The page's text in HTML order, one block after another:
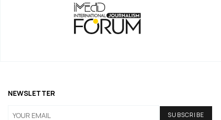
NEWSLETTER